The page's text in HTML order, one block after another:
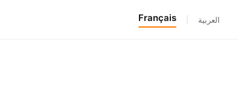
Français العربية